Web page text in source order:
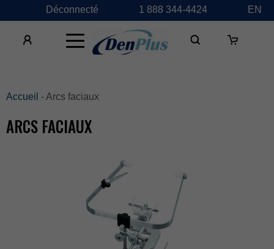
Déconnecté 1888344-4424 EN
×
Accueil -Arcsfaciaux
ARCSFACIAUX